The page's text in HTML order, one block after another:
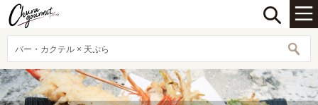
バー・カクテル × 天ぷら